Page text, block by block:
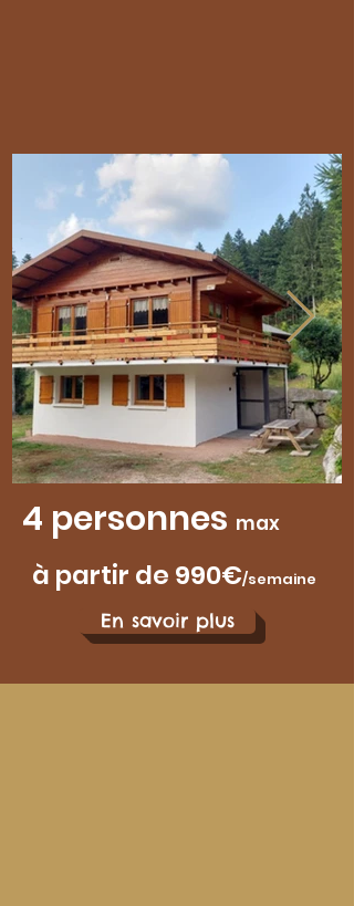
4 personnes max
à partir de 990€/semaine
En savoir plus